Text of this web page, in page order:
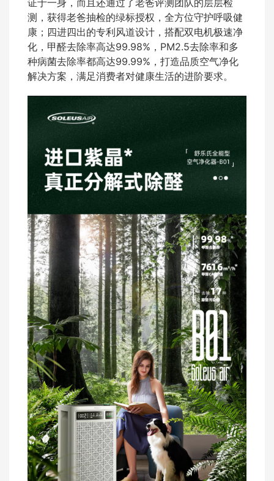
测，获得老爸抽检的绿标授权，全方位守护呼吸健
康；四进四出的专利风道设计，搭配双电机极速净
化，甲醛去除率高达99.98%，PM2.5去除率和多
种病菌去除率都高达99.99%，打造品质空气净化
解决方案，满足消费者对健康生活的进阶要求。